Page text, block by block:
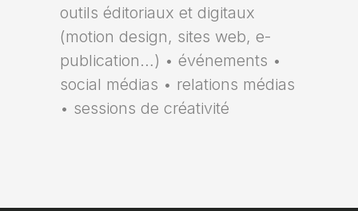
outils éditoriaux et digitaux
(motion design, sites web, e-
publication…) • événements •
social médias • relations médias
• sessions de créativité